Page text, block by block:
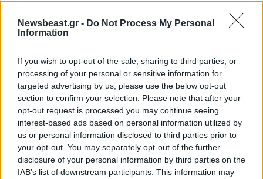
Newsbeast.gr - Do Not Process My Personal
Information
If you wish to opt-out of the sale, sharing to third parties, or
processing of your personal or sensitive information for
targeted advertising by us, please use the below opt-out
section to confirm your selection. Please note that after your
opt-out request is processed you may continue seeing
interest-based ads based on personal information utilized by
us or personal information disclosed to third parties prior to
your opt-out. You may separately opt-out of the further
disclosure of your personal information by third parties on the
IAB’s list of downstream participants. This information may
ύπνο για καλύτερα επίπεδα σακχάρου στο αίμα